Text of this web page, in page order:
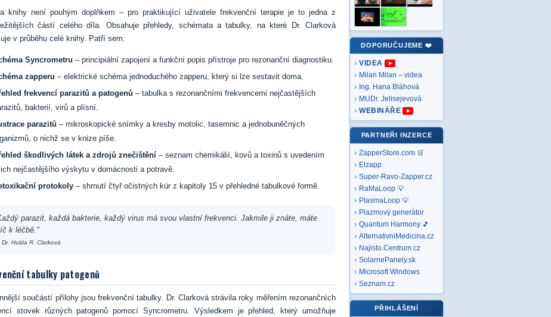
knihy není pouhým doplňkem – pro praktikující uživatele frekvenční terapie je to jedna z
částí celého díla. Obsahuje přehledy, schémata a tabulky, na které Dr. Clarková
v průběhu celé knihy. Patří sem:
Syncrometru – principiální zapojení a funkční popis přístroje pro rezonanční diagnostiku.
zapperu – elektrické schéma jednoduchého zapperu, který si lze sestavit doma.
frekvencí parazitů a patogenů – tabulka s rezonančními frekvencemi nejčastějších
bakterií, virů a plísní.
parazitů – mikroskopické snímky a kresby motolic, tasemnic a jednobuněčných
o nichž se v knize píše.
škodlivých látek a zdrojů znečištění – seznam chemikálií, kovů a toxinů s uvedením
nejčastějšího výskytu v domácnosti a potravě.
protokoly – shrnutí čtyř očistných kúr z kapitoly 15 v přehledné tabulkové formě.
parazit, každá bakterie, každý virus má svou vlastní frekvenci. Jakmile ji znáte, máte
k léčbě."
Hulda R. Clarková
tabulky patogenů
součástí přílohy jsou frekvenční tabulky. Dr. Clarková strávila roky měřením rezonančních
stovek různých patogenů pomocí Syncrometru. Výsledkem je přehled, který umožňuje
DOPORUČUJEME ❤️
VIDEA
Milan Milan – videa
Ing. Hana Bláhová
MUDr. Jelisejevová
WEBINÁŘE
PARTNEŘI INZERCE
ZapperStore.com 🛒
Elzapp
Super-Ravo-Zapper.cz
RaMaLoop 💡
PlasmaLoop 💡
Plazmový generátor
Quantum Harmony 🎵
AlternativniMedicina.cz
Najisto.Centrum.cz
SolarnePanely.sk
Microsoft Windows
Seznam.cz
PŘIHLÁŠENÍ